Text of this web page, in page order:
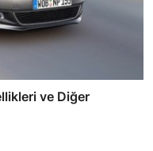
ve Diğer